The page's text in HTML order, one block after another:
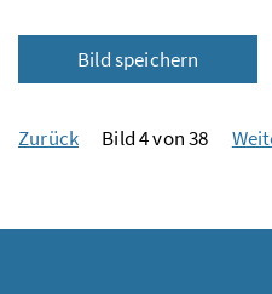
Bild speichern
Zurück Bild 4 von 38